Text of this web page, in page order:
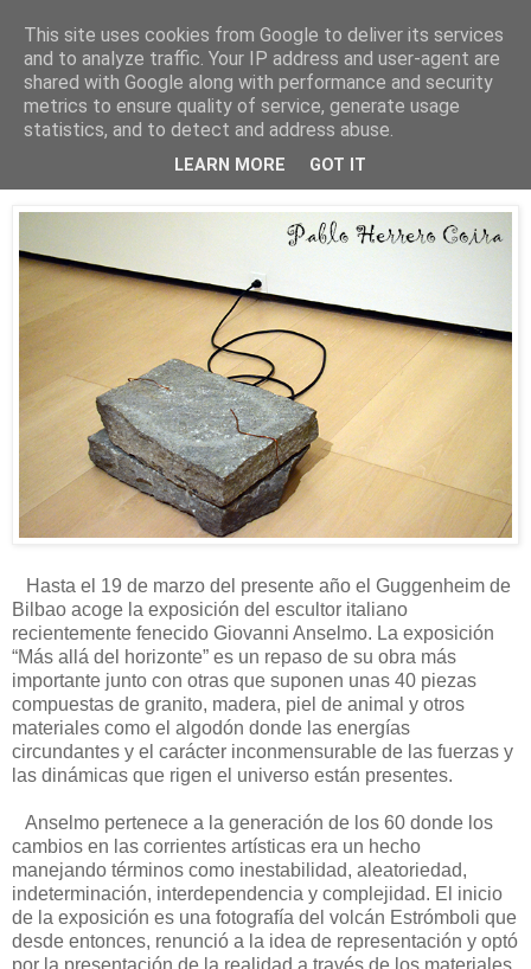
Está de pinga
30/3/24
Giovanni Anselmo en el Guggenheim
Hasta el 19 de marzo del presente año el Guggenheim de
Bilbao acoge la exposición del escultor italiano
recientemente fenecido Giovanni Anselmo. La exposición
“Más allá del horizonte” es un repaso de su obra más
importante junto con otras que suponen unas 40 piezas
compuestas de granito, madera, piel de animal y otros
materiales como el algodón donde las energías
circundantes y el carácter inconmensurable de las fuerzas y
las dinámicas que rigen el universo están presentes.
Anselmo pertenece a la generación de los 60 donde los
cambios en las corrientes artísticas era un hecho
manejando términos como inestabilidad, aleatoriedad,
indeterminación, interdependencia y complejidad. El inicio
de la exposición es una fotografía del volcán Estrómboli que
desde entonces, renunció a la idea de representación y optó
por la presentación de la realidad a través de los materiales
This site uses cookies from Google to deliver its services
and to analyze traffic. Your IP address and user-agent are
shared with Google along with performance and security
metrics to ensure quality of service, generate usage
statistics, and to detect and address abuse.
LEARN MORE GOT IT